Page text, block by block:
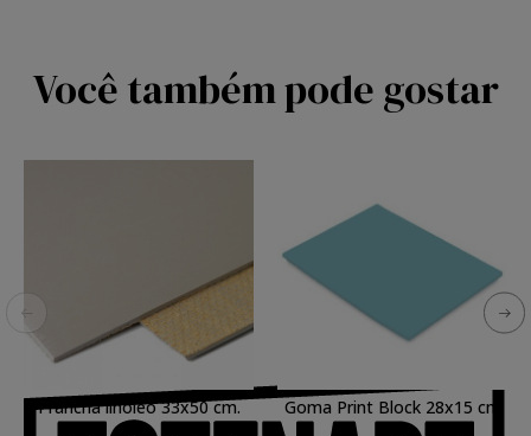
Você também pode gostar
Prancha linoleo 33x50 cm.
Goma Print Block 28x15 cm